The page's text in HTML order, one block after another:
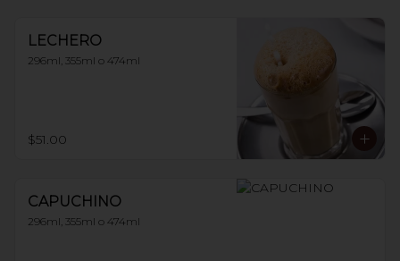
LECHERO
296ml, 355ml o 474ml
$51.00
CAPUCHINO
296ml, 355ml o 474ml